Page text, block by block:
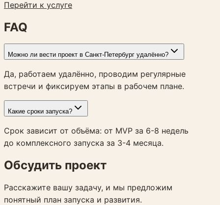
Перейти к услуге
FAQ
Можно ли вести проект в Санкт-Петербург удалённо?
Да, работаем удалённо, проводим регулярные
встречи и фиксируем этапы в рабочем плане.
Какие сроки запуска?
Срок зависит от объёма: от MVP за 6-8 недель
до комплексного запуска за 3-4 месяца.
Обсудить проект
Расскажите вашу задачу, и мы предложим
понятный план запуска и развития.